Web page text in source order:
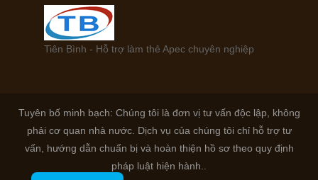
Tiên Bình - Hỗ trợ làm thẻ Apec chuyên nghiệp
Tuyên bố minh bạch: Chúng tôi là đơn vị tư vấn độc lập, không
phải cơ quan nhà nước. Dịch vụ của chúng tôi chỉ hỗ trợ tư
vấn, hướng dẫn chuẩn bị và hoàn thiện hồ sơ theo quy định
pháp luật hiện hành..